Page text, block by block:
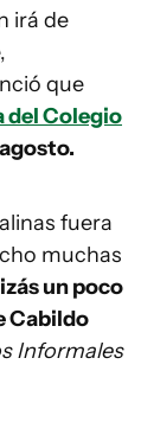
irá de
que
del Colegio
fuera
muchas
un poco
Cabildo
Informales